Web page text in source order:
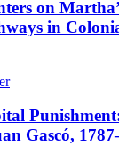
on
in
Gascó,